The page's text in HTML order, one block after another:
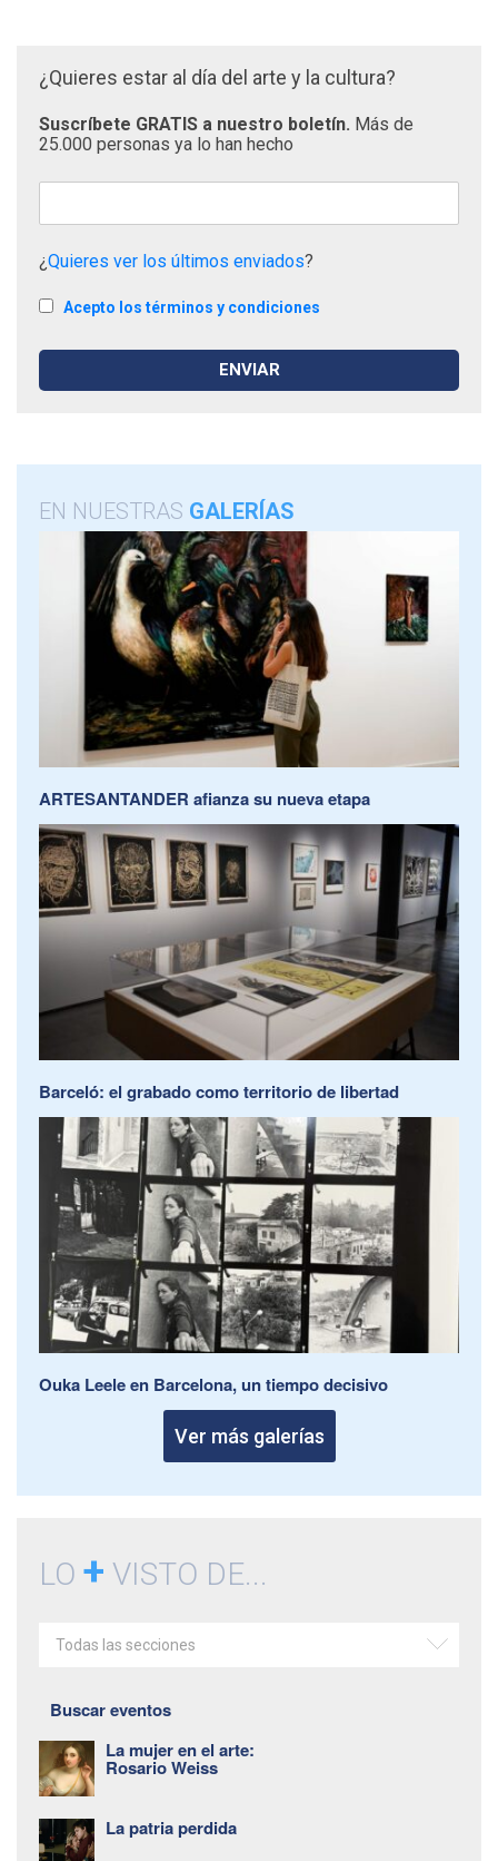
¿Quieres estar al día del arte y la cultura?
Suscríbete GRATIS a nuestro boletín. Más de
25.000 personas ya lo han hecho
¿Quieres ver los últimos enviados?
Acepto los términos y condiciones
EN NUESTRAS GALERÍAS
ARTESANTANDER afianza su nueva etapa
Barceló: el grabado como territorio de libertad
Ouka Leele en Barcelona, un tiempo decisivo
Ver más galerías
LO + VISTO DE...
Todas las secciones
Buscar eventos
La mujer en el arte:
Rosario Weiss
La patria perdida